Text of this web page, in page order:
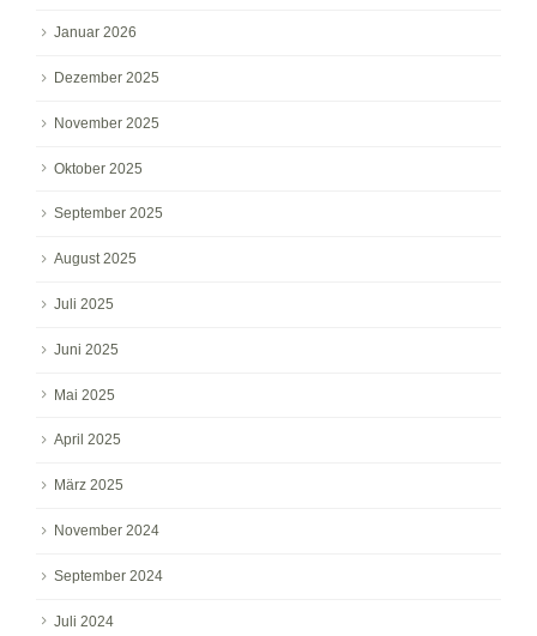
Januar 2026
Dezember 2025
November 2025
Oktober 2025
September 2025
August 2025
Juli 2025
Juni 2025
Mai 2025
April 2025
März 2025
November 2024
September 2024
Juli 2024